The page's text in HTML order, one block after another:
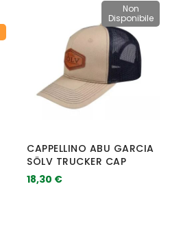
Non
Disponibile
CAPPELLINO ABU GARCIA
SÖLV TRUCKER CAP
18,30 €